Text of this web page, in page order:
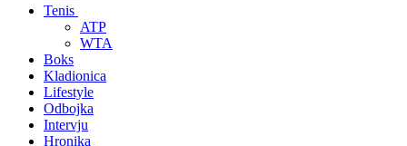
Tenis
ATP
WTA
Boks
Kladionica
Lifestyle
Odbojka
Intervju
Hronika